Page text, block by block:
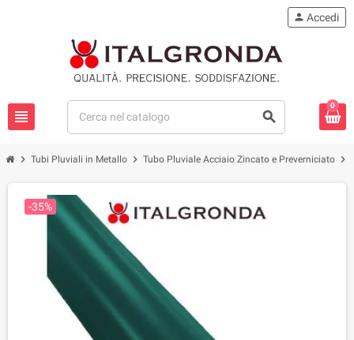
view_headline search
person Accedi
0
chevron_right Tubi Pluviali in Metallo chevron_right Tubo Pluviale Acciaio Zincato e Preverniciato chevron_right
-35%